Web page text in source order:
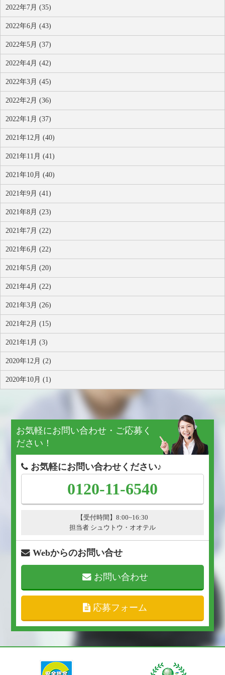
2022年7月 (35)
2022年6月 (43)
2022年5月 (37)
2022年4月 (42)
2022年3月 (45)
2022年2月 (36)
2022年1月 (37)
2021年12月 (40)
2021年11月 (41)
2021年10月 (40)
2021年9月 (41)
2021年8月 (23)
2021年7月 (22)
2021年6月 (22)
2021年5月 (20)
2021年4月 (22)
2021年3月 (26)
2021年2月 (15)
2021年1月 (3)
2020年12月 (2)
2020年10月 (1)
お気軽にお問い合わせ・ご応募く
ださい！
お気軽にお問い合わせください♪
0120-11-6540
【受付時間】8:00~16:30
担当者 シュウトウ・オオテル
Webからのお問い合せ
お問い合わせ
応募フォーム